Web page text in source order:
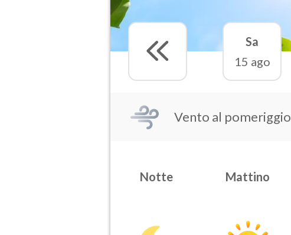
Sa
15 ago
Vento al pomeriggio
Notte Mattino